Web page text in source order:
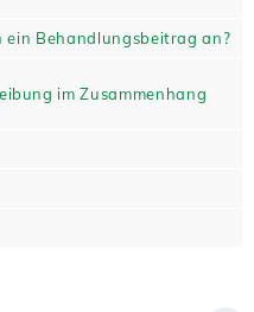
ein Behandlungsbeitrag an?
im Zusammenhang